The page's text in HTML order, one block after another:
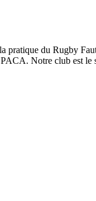
pratique du Rugby
Notre club est